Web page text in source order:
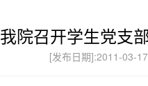
我院召开学生党支
[发布日期]:2011-03-